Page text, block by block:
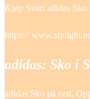
Kjøp Svart adidas
https://
adidas: Sko i
adidas Sko på nett.